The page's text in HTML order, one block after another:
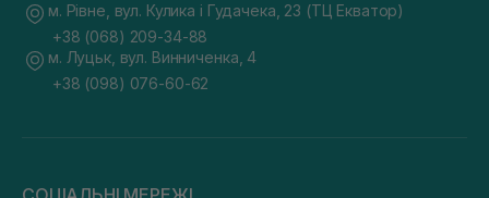
м. Рівне, вул. Кулика і Гудачека, 23 (ТЦ Екватор)
+38 (068) 209-34-88
м. Луцьк, вул. Винниченка, 4
+38 (098) 076-60-62